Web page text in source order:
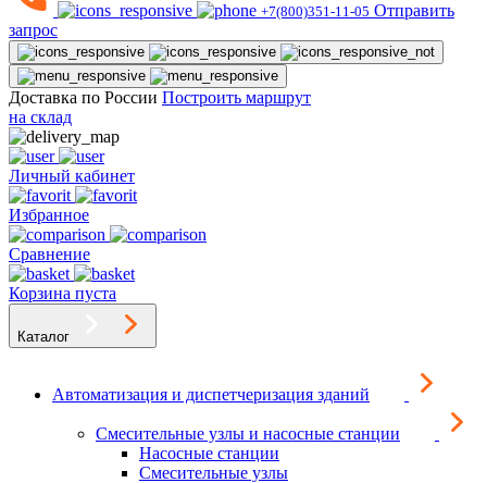
+7(800)351-11-05 Отправить
запрос
Доставка по России Построить маршрут
на склад
Личный кабинет
Избранное
Сравнение
Корзина пуста
Каталог
Автоматизация и диспетчеризация зданий
Смесительные узлы и насосные станции
Насосные станции
Смесительные узлы